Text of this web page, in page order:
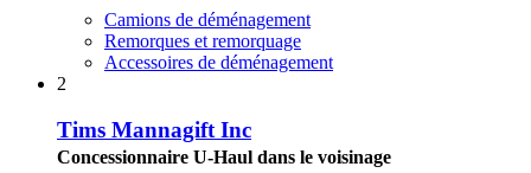
Camions de déménagement
Remorques et remorquage
Accessoires de déménagement
2
Tims Mannagift Inc
Concessionnaire U-Haul dans le voisinage